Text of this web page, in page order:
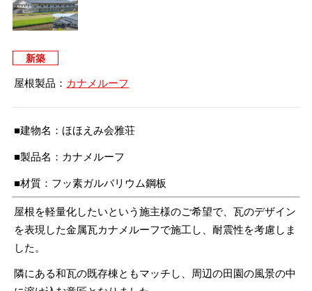
新築
屋根製品： カナメルーフ
■建物名：ほほえみ会雅荘
■製品名：カナメルーフ
■材質：フッ素ガルバリウム鋼板
屋根を軽量化したいという施主様のご希望で、瓦のデザイン
を表現した金属瓦カナメルーフで施工し、耐震性を考慮しま
した。
隣にある和瓦の既存棟ともマッチし、周辺の田園の風景の中